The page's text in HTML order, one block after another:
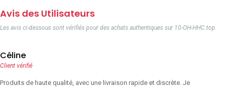
Avis des Utilisateurs
Les avis ci-dessous sont vérifiés pour des achats authentiques sur 10-OH-HHC.top.
Céline
Client vérifié
Produits de haute qualité, avec une livraison rapide et discrète. Je